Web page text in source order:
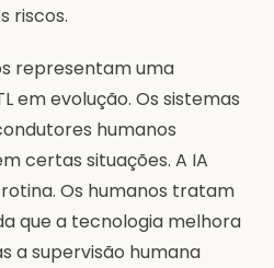
riscos.
representam uma
em evolução. Os sistemas
humanos
certas situações. A IA
Os humanos tratam
que a tecnologia melhora
a supervisão humana